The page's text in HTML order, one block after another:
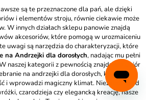
są te przeznaczone dla pań, ale dzięki
i elementów stroju, równie ciekawie może
W innych działach sklepu panowie znajdą
akcesoriów, które pomogą w urozmaiceniu
uwagi są narzędzia do charakteryzacji, które
na Andrzejki dla dorosłych, nadając mu pełni
naszej kategorii z pewnością znajdziesz ubiór
na andrzejki dla dorosłych, które
i wprowadzi magiczny klimat. Niezależnie od
czarodzieja czy elegancką kreację, nasze